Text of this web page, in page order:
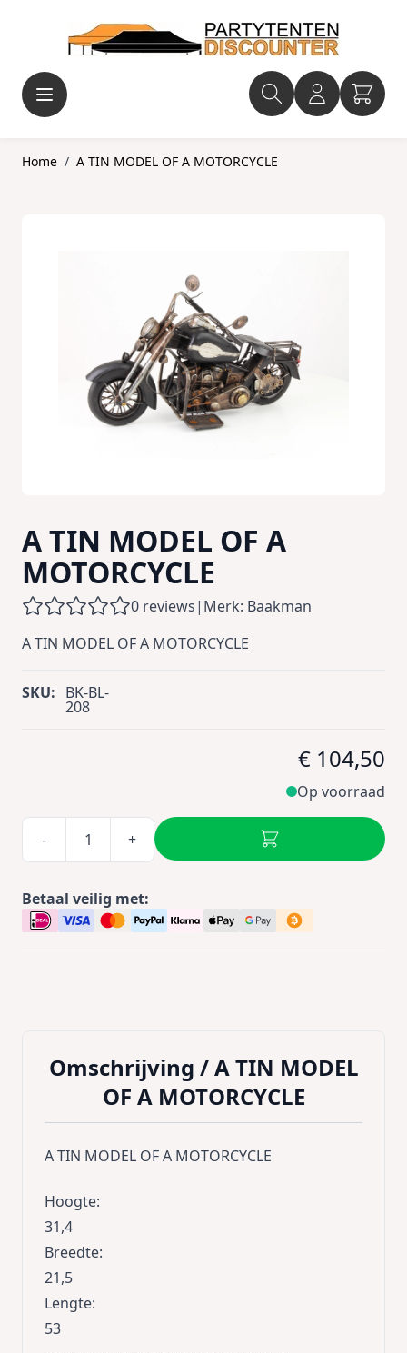
Home / A TIN MODEL OF A MOTORCYCLE
A TIN MODEL OF A
MOTORCYCLE
0 reviews| Merk: Baakman
A TIN MODEL OF A MOTORCYCLE
SKU: BK-BL-
208
€ 104,50
Op voorraad
- +
Betaal veilig met:
Omschrijving /A TIN MODEL
OF A MOTORCYCLE
A TIN MODEL OF A MOTORCYCLE
Hoogte:
31,4
Breedte:
21,5
Lengte:
53